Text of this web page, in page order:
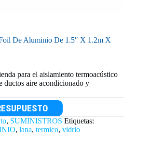
De Aluminio De 1.5″ X 1.2m X
para el aislamiento termoacústico
ductos aire acondicionado y
, SUMINISTROS Etiquetas:
, lana, termico, vidrio